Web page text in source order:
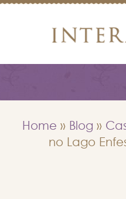
Home » Blog »
no Lago